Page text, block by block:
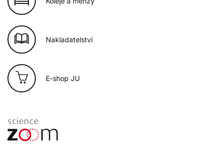
Nakladatelství
E-shop JU